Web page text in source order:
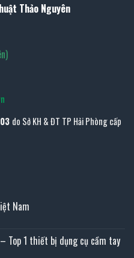
Thảo Nguyên
do Sở KH & ĐT TP Hải Phòng cấp
Nam
– Top 1 thiết bị dụng cụ cầm tay